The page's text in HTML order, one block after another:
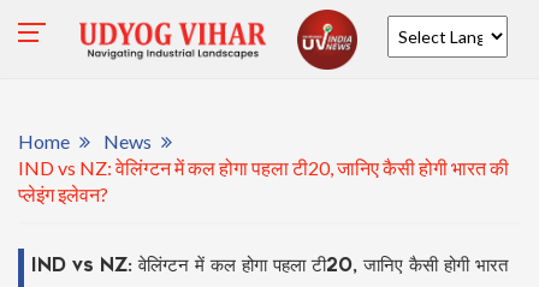
Home
News
IND vs NZ: वेलिंग्टन में कल होगा पहला टी20, जानिए कैसी होगी भारत की
प्लेइंग इलेवन?
IND vs NZ: वेलिंग्टन में कल होगा पहला टी20, जानिए कैसी होगी भारत